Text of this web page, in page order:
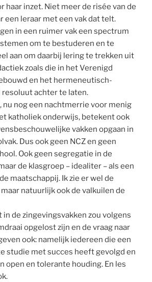
haar inzet. Niet meer de risée van de
een leraar met een vak dat telt.
in een ruimer vak een spectrum
om te bestuderen en te
aan om daarbij lering te trekken uit
zoals die in het Verenigd
en het hermeneutisch-
achter te laten.
nu nog een nachtmerrie voor menig
katholiek onderwijs, betekent ook
vakken opgaan in
Dus ook geen NCZ en geen
Ook geen segregatie in de
de klasgroep – idealiter – als een
maatschappij. Ik zie er wel de
natuurlijk ook de valkuilen de
de zingevingsvakken zou volgens
opgelost zijn en de vraag naar
ook: namelijk iedereen die een
studie met succes heeft gevolgd en
open en tolerante houding. En les